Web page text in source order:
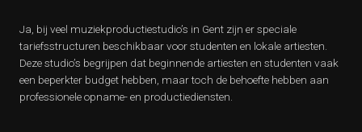
Ja, bij veel muziekproductiestudio’s in Gent zijn er speciale
tariefsstructuren beschikbaar voor studenten en lokale artiesten.
Deze studio’s begrijpen dat beginnende artiesten en studenten vaak
een beperkter budget hebben, maar toch de behoefte hebben aan
professionele opname- en productiediensten.